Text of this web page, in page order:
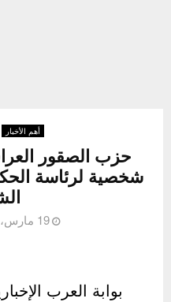
أهم الأخبار
حزب الصقور
شخصية لرئاسة
19 مارس، 2020
بوابة العرب